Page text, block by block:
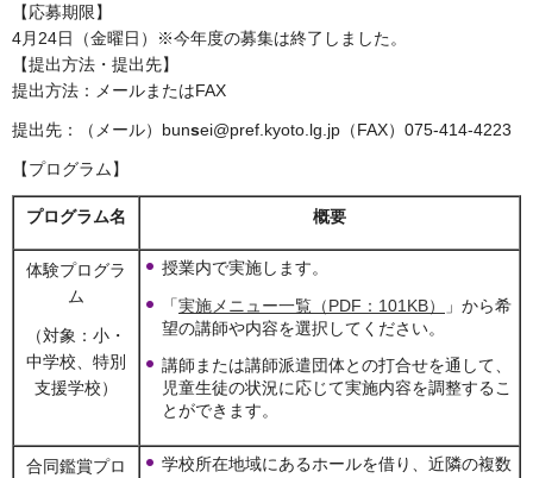
【応募期限】
4月24日（金曜日）※今年度の募集は終了しました。
【提出方法・提出先】
提出方法：メールまたはFAX
提出先：（メール）bunsei@pref.kyoto.lg.jp（FAX）075-414-4223
【プログラム】
プログラム名 概要
体験プログラ
ム
（対象：小・
中学校、特別
支援学校）
授業内で実施します。
「実施メニュー一覧（PDF：101KB）
」から希
望の講師や内容を選択してください。
講師または講師派遣団体との打合せを通して、
児童生徒の状況に応じて実施内容を調整するこ
とができます。
合同鑑賞プロ
学校所在地域にあるホールを借り、近隣の複数